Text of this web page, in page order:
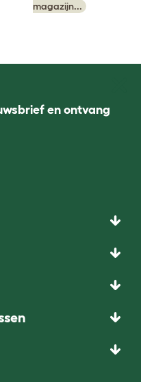
magazijn...
en ontvang